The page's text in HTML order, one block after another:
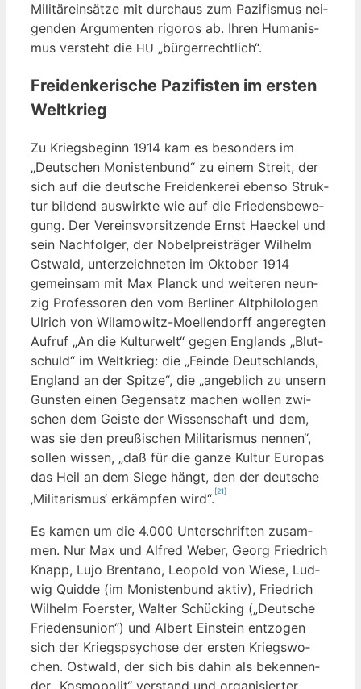
Mili­tär­ein­sät­ze mit durch­aus zum Pazi­fis­mus nei­
gen­den Argu­men­ten rigo­ros ab. Ihren Huma­nis­
mus ver­steht die HU „bür­ger­recht­lich“.
Freidenkerische Pazifisten im ersten
Weltkrieg
Zu Kriegs­be­ginn 1914 kam es beson­ders im
„Deut­schen Monis­ten­bund“ zu einem Streit, der
sich auf die deut­sche Frei­den­ke­rei eben­so Struk­
tur bil­dend aus­wirk­te wie auf die Frie­dens­be­we­
gung. Der Ver­eins­vor­sit­zen­de Ernst Hae­ckel und
sein Nach­fol­ger, der Nobel­preis­trä­ger Wil­helm
Ost­wald, unter­zeich­ne­ten im Okto­ber 1914
gemein­sam mit Max Planck und wei­te­ren neun­
zig Pro­fes­so­ren den vom Ber­li­ner Alt­phi­lo­lo­gen
Ulrich von Wila­mo­witz-Moel­len­dorff ange­reg­ten
Auf­ruf „An die Kul­tur­welt“ gegen Eng­lands „Blut­
schuld“ im Welt­krieg: die „Fein­de Deutsch­lands,
Eng­land an der Spit­ze“, die „angeb­lich zu unsern
Guns­ten einen Gegen­satz machen wol­len zwi­
schen dem Geis­te der Wis­sen­schaft und dem,
was sie den preu­ßi­schen Mili­ta­ris­mus nen­nen“,
sol­len wis­sen, „daß für die gan­ze Kul­tur Euro­pas
das Heil an dem Sie­ge hängt, den der deut­sche
‚Mili­ta­ris­mus‘ erkämp­fen wird“.
[21]
Es kamen um die 4.000 Unter­schrif­ten zusam­
men. Nur Max und Alfred Weber, Georg Fried­rich
Knapp, Lujo Bren­ta­no, Leo­pold von Wie­se, Lud­
wig Quid­de (im Monis­ten­bund aktiv), Fried­rich
Wil­helm Foers­ter, Wal­ter Schücking („Deut­sche
Frie­dens­uni­on“) und Albert Ein­stein ent­zo­gen
sich der Kriegs­psy­cho­se der ers­ten Kriegs­wo­
chen. Ost­wald, der sich bis dahin als beken­nen­
der „Kos­mo­po­lit“ ver­stand und orga­ni­sier­ter